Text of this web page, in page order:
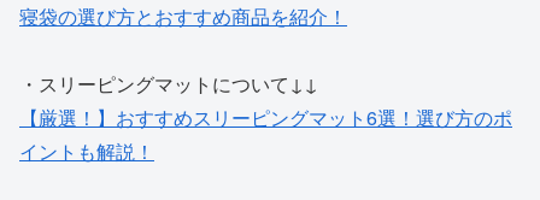
寝袋の選び方とおすすめ商品を紹介！
・スリーピングマットについて↓↓
【厳選！】おすすめスリーピングマット6選！選び方のポ
イントも解説！